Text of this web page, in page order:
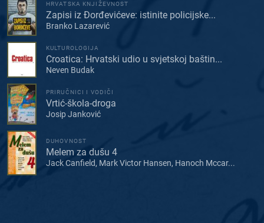
HRVATSKA KNJIŽEVNOST
Zapisi iz Đorđevićeve: istinite policijske...
Branko Lazarević
KULTUROLOGIJA
Croatica: Hrvatski udio u svjetskoj baštin...
Neven Budak
PRIRUČNICI I VODIČI
Vrtić-škola-droga
Josip Janković
DUHOVNOST
Melem za dušu 4
Jack Canfield, Mark Victor Hansen, Hanoch Mccar...